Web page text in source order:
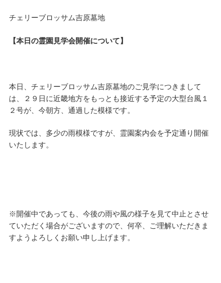
チェリーブロッサム吉原墓地
【本日の霊園見学会開催について】
本日、チェリーブロッサム吉原墓地のご見学につきまして
は、２９日に近畿地方をもっとも接近する予定の大型台風１
２号が、今朝方、通過した模様です。
現状では、多少の雨模様ですが、霊園案内会を予定通り開催
いたします。
※開催中であっても、今後の雨や風の様子を見て中止とさせ
ていただく場合がございますので、何卒、ご理解いただきま
すようよろしくお願い申し上げます。